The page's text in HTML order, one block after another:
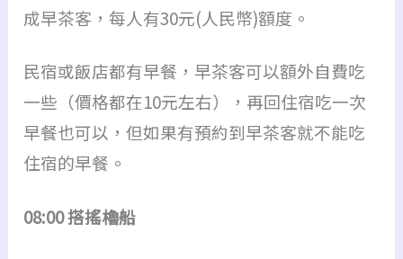
成早茶客，每人有30元(人民幣)額度。
民宿或飯店都有早餐，早茶客可以額外自費吃
一些（價格都在10元左右），再回住宿吃一次
早餐也可以，但如果有預約到早茶客就不能吃
住宿的早餐。
08:00 搭搖櫓船